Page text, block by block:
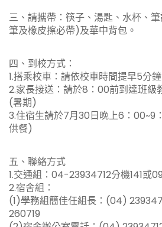
三、請攜帶：筷子、湯匙、水杯、
筆及橡皮擦必帶)及華中背包。
四、到校方式：
1.搭乘校車：請依校車時間提早5分
2.家長接送：請於8：00前到達班級
(暑期)
3.住宿生請於7月30日晚上6：00~9
供餐)
五、聯絡方式
1.交通組：04-23934712分機141或
2.宿舍組：
(1)學務組簡佳任組長：(04)
260719